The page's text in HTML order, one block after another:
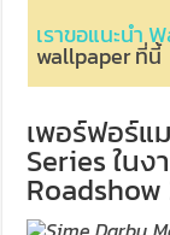
เราขอแนะนำ
wallpaper ที่นี้
เพอร์ฟอร์แ
Series ใน